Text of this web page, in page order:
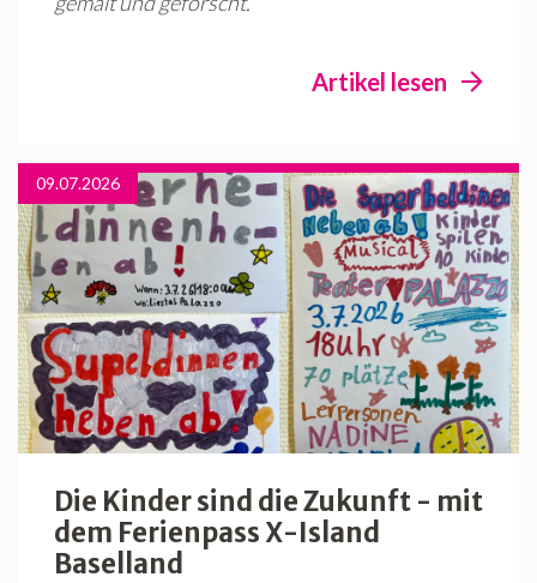
Artikel lesen
09.07.2026
Die Kinder sind die Zukunft - mit
dem Ferienpass X-Island
Baselland